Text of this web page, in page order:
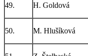
49. H. Goldová
50. M. Hlušíková